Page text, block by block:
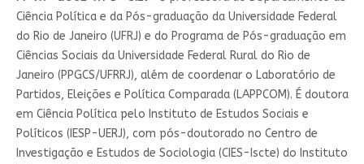
Ciência Política e da Pós-graduação da Universidade Federal
do Rio de Janeiro (UFRJ) e do Programa de Pós-graduação em
Ciências Sociais da Universidade Federal Rural do Rio de
Janeiro (PPGCS/UFRRJ), além de coordenar o Laboratório de
Partidos, Eleições e Política Comparada (LAPPCOM). É doutora
em Ciência Política pelo Instituto de Estudos Sociais e
Políticos (IESP-UERJ), com pós-doutorado no Centro de
Investigação e Estudos de Sociologia (CIES-Iscte) do Instituto